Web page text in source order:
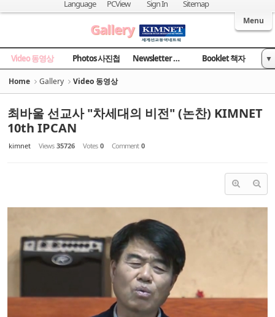
Welcome to Kingdom Inter-Missions Network
Language PCView Sign In Sitemap
Menu
Gallery
Video 동영상 Photos 사진첩 Newsletter 소식지 Booklet 책자
News 국민일보
▼
Home Gallery Video 동영상
최바울 선교사 "차세대의 비전" (논찬) KIMNET
10th IPCAN
kimnet Views 35726 Votes 0 Comment 0